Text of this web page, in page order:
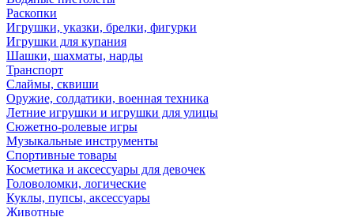
Раскопки
Игрушки, указки, брелки, фигурки
Игрушки для купания
Шашки, шахматы, нарды
Транспорт
Слаймы, сквиши
Оружие, солдатики, военная техника
Летние игрушки и игрушки для улицы
Сюжетно-ролевые игры
Музыкальные инструменты
Спортивные товары
Косметика и аксессуары для девочек
Головоломки, логические
Куклы, пупсы, аксессуары
Животные